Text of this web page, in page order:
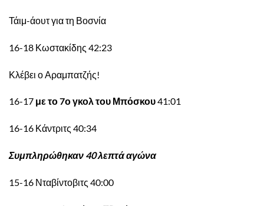
Τάιμ-άουτ για τη Βοσνία
16-18 Κωστακίδης 42:23
Κλέβει ο Αραμπατζής!
16-17 με το 7ο γκολ του Μπόσκου41:01
16-16 Κάντριτς 40:34
Συμπληρώθηκαν 40 λεπτά αγώνα
15-16 Νταβίντοβιτς 40:00